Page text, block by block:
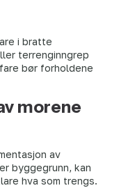
i bratte
terrenginngrep
bør forholdene
morene
av
byggegrunn, kan
hva som trengs.